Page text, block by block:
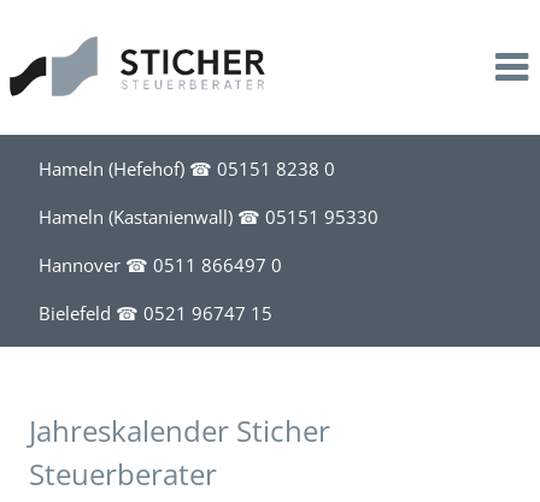
Hameln (Hefehof) ☎ 05151 8238 0
Hameln (Kastanienwall) ☎ 05151 95330
Hannover ☎ 0511 866497 0
Bielefeld ☎ 0521 96747 15
Jahreskalender Sticher
Steuerberater
Steuerberatung
Lohnbuchhaltung
Existenzgründung
Akademische Heilberufe
Steuerberatung für Friseure
Profil
Team